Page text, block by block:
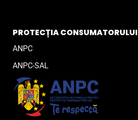
PROTECȚIA CONSUMATORULUI
ANPC
ANPC-SAL